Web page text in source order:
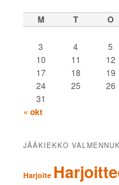
M T O
3
4 5
10
11 12
17
18 19
24
25 26
31
« okt
JÄÄKIEKKO
Harjoite